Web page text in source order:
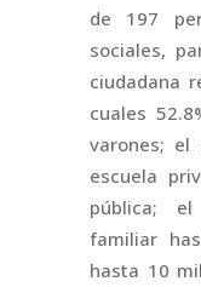
de 197
sociales,
ciudadana
cuales
varones;
escuela
pública;
familiar
hasta 10